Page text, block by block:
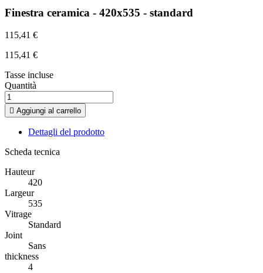
Finestra ceramica - 420x535 - standard
115,41 €
115,41 €
Tasse incluse
Quantità
 Aggiungi al carrello
Dettagli del prodotto
Scheda tecnica
Hauteur
420
Largeur
535
Vitrage
Standard
Joint
Sans
thickness
4